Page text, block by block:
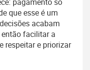
que esse é um
acabam
facilitar a
respeitar e priorizar